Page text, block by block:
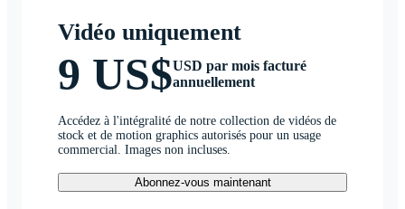
Vidéo uniquement
9 US$USD par mois facturé
annuellement
Accédez à l'intégralité de notre collection de vidéos de
stock et de motion graphics autorisés pour un usage
commercial. Images non incluses.
Abonnez-vous maintenant